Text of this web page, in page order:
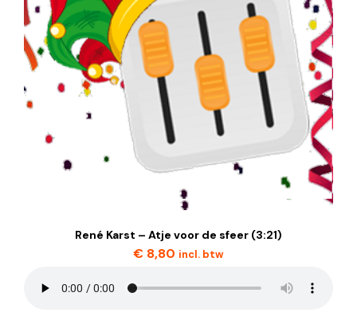
René Karst – Atje voor de sfeer (3:21)
€ 8,80 incl. btw